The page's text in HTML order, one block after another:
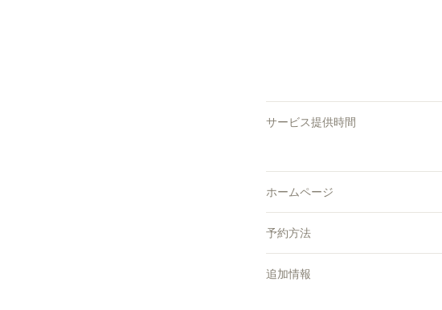
サービス提供時間
ホームページ
予約方法
追加情報